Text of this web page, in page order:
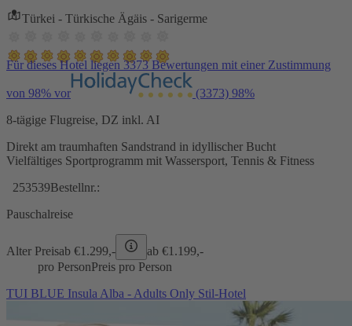
Türkei - Türkische Ägäis - Sarigerme
Für dieses Hotel liegen 3373 Bewertungen mit einer Zustimmung
von 98% vor (3373) 98%
8-tägige Flugreise, DZ inkl. AI
Direkt am traumhaften Sandstrand in idyllischer Bucht
Vielfältiges Sportprogramm mit Wassersport, Tennis & Fitness
253539Bestellnr.:
Pauschalreise
Alter Preisab €1.299,- ab €1.199,-
pro PersonPreis pro Person
TUI BLUE Insula Alba - Adults Only Stil-Hotel